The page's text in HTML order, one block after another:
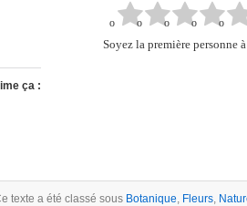
Soyez la première personne
ça :
texte a été classé sous Botanique, Fleurs,